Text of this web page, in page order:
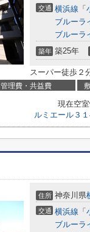
交通 横浜線 「
ブルーラ
ブルーラ
築年 築25年
スーパー徒歩２
管理費・共益費
現在空室
ルミエール３
住所 神奈川県
交通 横浜線 「
ブルーラ